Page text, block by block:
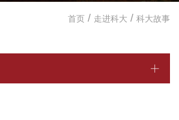
首页 / 走进科大 / 科大故事